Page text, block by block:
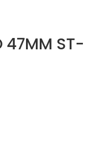
47MM ST-